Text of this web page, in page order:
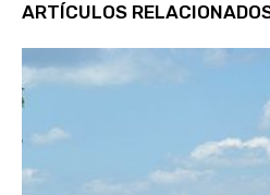
ARTÍCULOS